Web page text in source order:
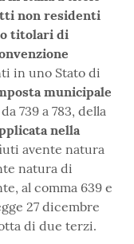
non residenti
titolari di
in uno Stato di
municipale
739 a 783, della
nella
avente natura
natura di
al comma 639 e
27 dicembre
di due terzi.